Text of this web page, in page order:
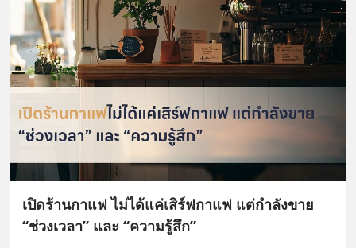
เปิดร้านกาแฟ ไม่ได้แค่เสิร์ฟกาแฟ แต่กำลังขาย
“ช่วงเวลา” และ “ความรู้สึก”